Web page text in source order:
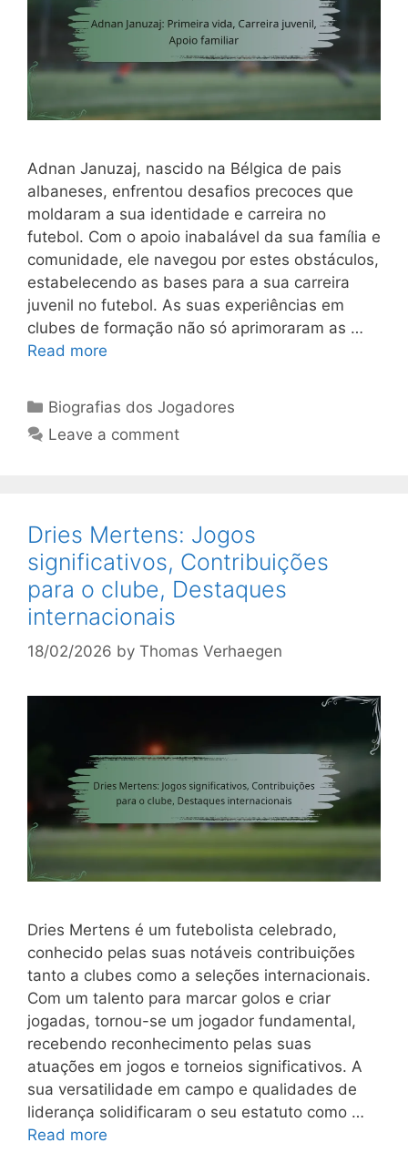
Adnan Januzaj, nascido na Bélgica de pais
albaneses, enfrentou desafios precoces que
moldaram a sua identidade e carreira no
futebol. Com o apoio inabalável da sua família e
comunidade, ele navegou por estes obstáculos,
estabelecendo as bases para a sua carreira
juvenil no futebol. As suas experiências em
clubes de formação não só aprimoraram as …
Read more
Categories
Biografias dos Jogadores
Leave a comment
Dries Mertens: Jogos
significativos, Contribuições
para o clube, Destaques
internacionais
18/02/2026 by Thomas Verhaegen
Dries Mertens é um futebolista celebrado,
conhecido pelas suas notáveis contribuições
tanto a clubes como a seleções internacionais.
Com um talento para marcar golos e criar
jogadas, tornou-se um jogador fundamental,
recebendo reconhecimento pelas suas
atuações em jogos e torneios significativos. A
sua versatilidade em campo e qualidades de
liderança solidificaram o seu estatuto como …
Read more